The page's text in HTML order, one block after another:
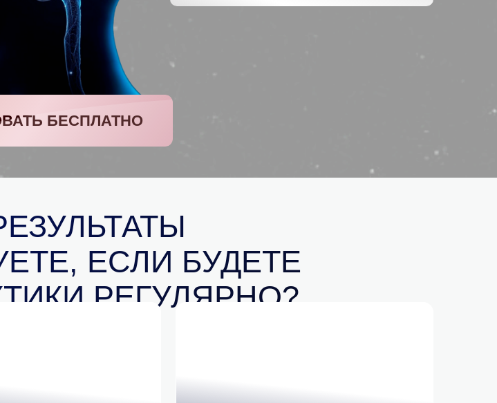
БЕСПЛАТНО
ЕСЛИ БУДЕТЕ
РЕГУЛЯРНО?